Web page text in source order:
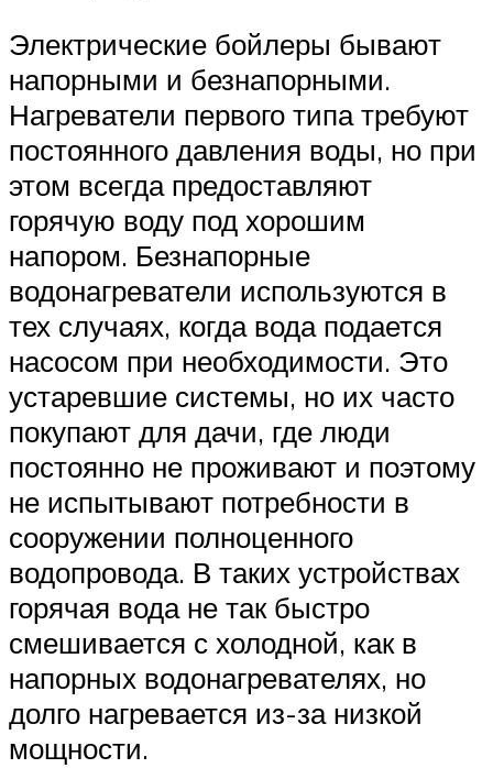
Электрические бойлеры бывают
напорными и безнапорными.
Нагреватели первого типа требуют
постоянного давления воды, но при
этом всегда предоставляют
горячую воду под хорошим
напором. Безнапорные
водонагреватели используются в
тех случаях, когда вода подается
насосом при необходимости. Это
устаревшие системы, но их часто
покупают для дачи, где люди
постоянно не проживают и поэтому
не испытывают потребности в
сооружении полноценного
водопровода. В таких устройствах
горячая вода не так быстро
смешивается с холодной, как в
напорных водонагревателях, но
долго нагревается из-за низкой
мощности.